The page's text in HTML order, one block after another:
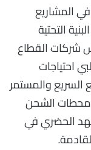
في المشاريع
التحتية
شركات القطاع
احتياجات
والمستمر
محطات الشحن
الحضري في